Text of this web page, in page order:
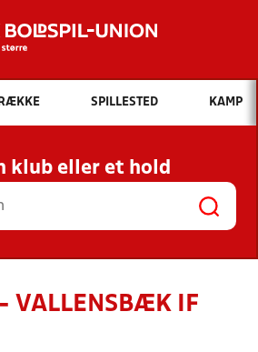
Hvad vil du søge efter?
INDHOLD OG NYHEDER
KLUBBER OG
HOLD
RÆKKE SPILLESTED KAMP
klub eller et hold
VALLENSBÆK IF